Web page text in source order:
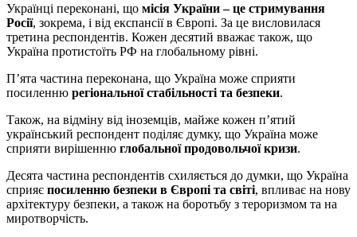
Українці переконані, що місія України – це стримування
Росії, зокрема, і від експансії в Європі. За це висловилася
третина респондентів. Кожен десятий вважає також, що
Україна протистоїть РФ на глобальному рівні.
П’ята частина переконана, що Україна може сприяти
посиленню регіональної стабільності та безпеки.
Також, на відміну від іноземців, майже кожен п’ятий
український респондент поділяє думку, що Україна може
сприяти вирішенню глобальної продовольчої кризи.
Десята частина респондентів схиляється до думки, що Україна
сприяє посиленню безпеки в Європі та світі, впливає на нову
архітектуру безпеки, а також на боротьбу з тероризмом та на
миротворчість.